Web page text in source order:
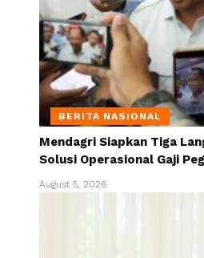
BERITA NASIONAL
Mendagri Siapkan Tiga
Solusi Operasional Gaji
August 5, 2026